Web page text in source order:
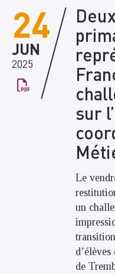
24
JUN
2025
sur
Le
un
de